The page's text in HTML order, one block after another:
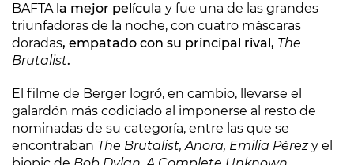
BAFTAla mejor película y fue una de las grandes
triunfadoras de la noche, con cuatro máscaras
doradas, empatado con su principal rival, The
Brutalist.
El filme de Berger logró, en cambio, llevarse el
galardón más codiciado al imponerse al resto de
nominadas de su categoría, entre las que se
encontraban The Brutalist, Anora, Emilia Pérezy el